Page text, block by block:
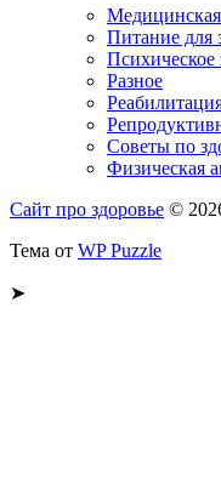
Медицинская
Питание для
Психическое
Разное
Советы по
Физическая
Сайт про здоровье ©
Тема от WP Puzzle
➤